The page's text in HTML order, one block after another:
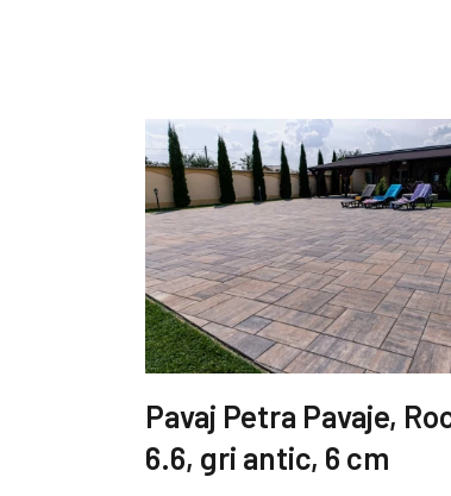
Pavaj Petra Pavaje,
6.6, gri antic, 6 cm